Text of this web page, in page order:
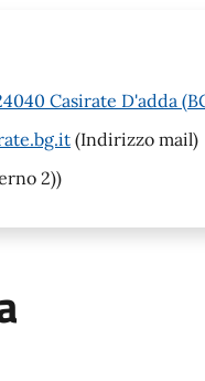
Casirate D'adda
(Indirizzo mail)
2))